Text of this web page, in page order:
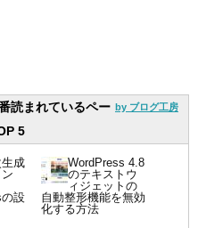
by ブログ工房
読まれているペー
5
成
設
WordPress 4.8
のテキストウ
ィジェットの
自動整形機能を無効
化する方法